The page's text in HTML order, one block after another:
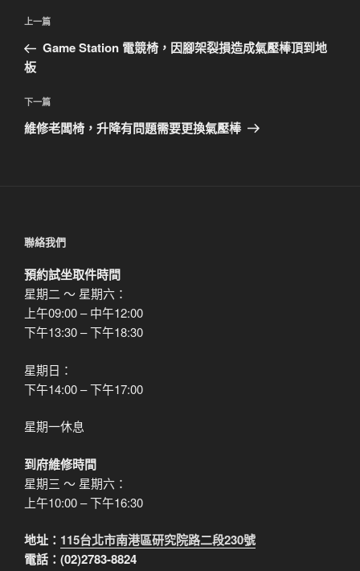
文
導
覽
上
一
篇
章
上一篇
Game Station 電競椅，因腳架裂損造成氣壓棒頂到地
板
下
一
下一篇
維修老闆椅，升降有問題需要更換氣壓棒
聯絡我們
預約試坐取件時間
星期二 ～ 星期六：
上午09:00 – 中午12:00
下午13:30 – 下午18:30
星期日：
下午14:00 – 下午17:00
星期一休息
到府維修時間
星期三 ～ 星期六：
上午10:00 – 下午16:30
地址： 115台北市南港區研究院路二段230號
電話：(02)2783-8824